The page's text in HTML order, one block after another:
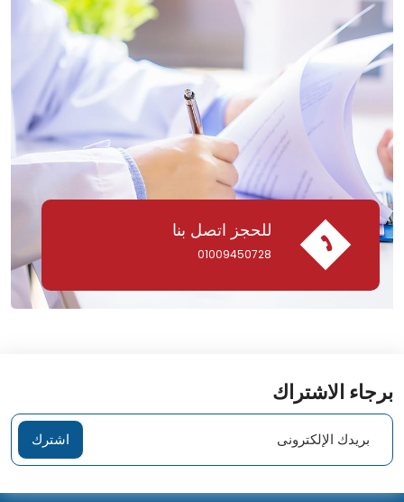
للحجز اتصل بنا
01009450728
برجاء الاشتراك
اشترك